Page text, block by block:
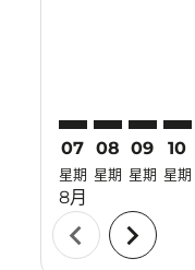
07
星期
8月
08
星期
09
星期
10
星期
chevron_left chevron_right